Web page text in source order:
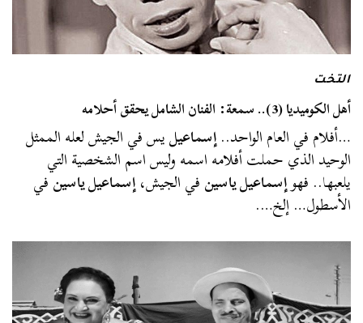
التخت
أهل الكوميديا (3).. سمعة: الفنان الشامل يحقق أحلامه
…أفلام في العام الواحد..إسماعيليس في الجيش لعله الممثل
الوحيد الذي حملت أفلامه اسمه وليس اسم الشخصية التي
يلعبها.. فهوإسماعيل ياسينفي الجيش،إسماعيل ياسينفي
الأسطول… إلخ….